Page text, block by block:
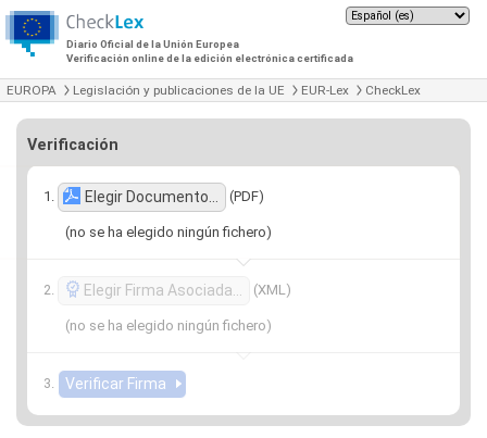
Diario Oficial de la Unión Europea
Verificación online de la edición electrónica certificada
EUROPA Legislación y publicaciones de la UE EUR-Lex CheckLex
Verificación
Elegir Documento… (PDF)
(no se ha elegido ningún fichero)
Elegir Firma Asociada… (XML)
(no se ha elegido ningún fichero)